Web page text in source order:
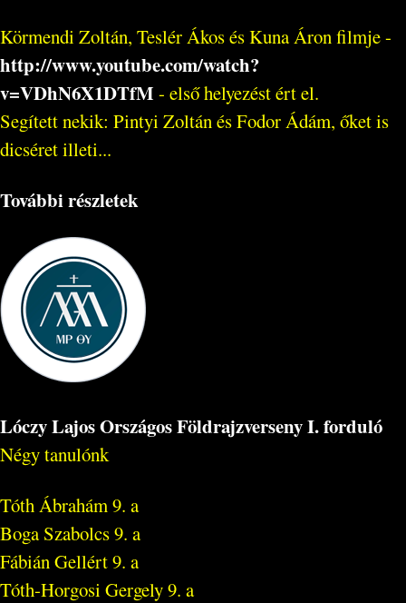
Körmendi Zoltán, Teslér Ákos és Kuna Áron filmje -
http://www.youtube.com/watch?
v=VDhN6X1DTfM - első helyezést ért el.
Segített nekik: Pintyi Zoltán és Fodor Ádám, őket is
dicséret illeti...
További részletek
Lóczy Lajos Országos Földrajzverseny I. forduló
Négy tanulónk
Tóth Ábrahám 9. a
Boga Szabolcs 9. a
Fábián Gellért 9. a
Tóth-Horgosi Gergely 9. a